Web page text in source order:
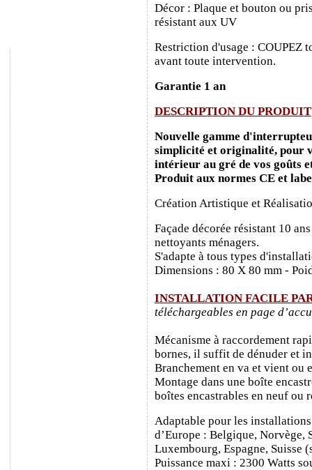
Décor : Plaque et bouton ou
résistant aux UV
Restriction d'usage : COUPEZ
avant toute intervention.
Garantie 1 an
DESCRIPTION DU PRODUIT
Nouvelle gamme
simplicité et originalité, pour
intérieur au gré de vos goûts
Produit aux normes CE et
Création Artistique et
Façade décorée résistant 10
nettoyants ménagers.
S'adapte à tous types
Dimensions : 80 X 80 mm -
INSTALLATION FACILE
téléchargeables en page
Mécanisme à raccordement
bornes, il suffit de dénuder et
Branchement en va et vient ou
Montage dans une boîte
boîtes encastrables en neuf ou
Adaptable pour les
d’Europe : Belgique, Norvège,
Luxembourg, Espagne, Suisse
Puissance maxi : 2300 Watts